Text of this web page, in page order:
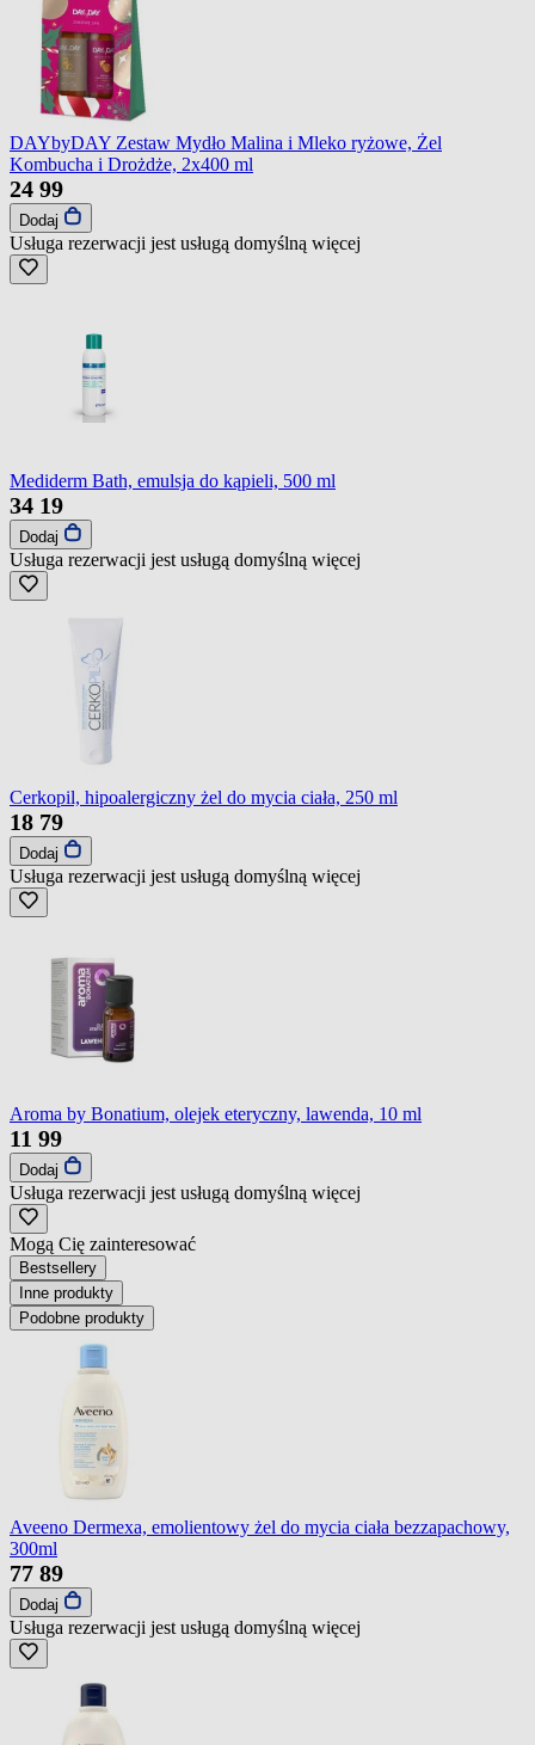
DAYbyDAY Zestaw Mydło Malina i Mleko ryżowe, Żel
Kombucha i Drożdże, 2x400 ml
24 99
Dodaj
Usługa rezerwacji jest usługą domyślną więcej
Mediderm Bath, emulsja do kąpieli, 500 ml
34 19
Dodaj
Usługa rezerwacji jest usługą domyślną więcej
Cerkopil, hipoalergiczny żel do mycia ciała, 250 ml
18 79
Dodaj
Usługa rezerwacji jest usługą domyślną więcej
Aroma by Bonatium, olejek eteryczny, lawenda, 10 ml
11 99
Dodaj
Usługa rezerwacji jest usługą domyślną więcej
Mogą Cię zainteresować
Bestsellery
Inne produkty
Podobne produkty
Aveeno Dermexa, emolientowy żel do mycia ciała bezzapachowy,
300ml
77 89
Dodaj
Usługa rezerwacji jest usługą domyślną więcej